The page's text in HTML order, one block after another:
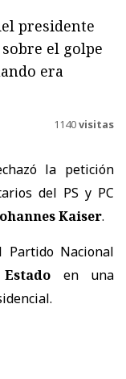
presidente
el golpe
era
1140visitas
la petición
del PS y PC
Kaiser.
Partido Nacional
en una